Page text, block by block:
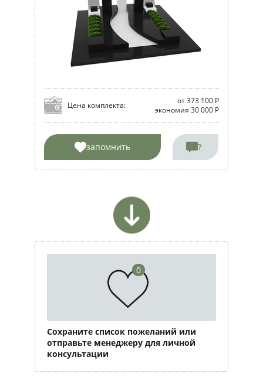
Цена комплекта:
от 373 100 Р
экономия 30 000 Р
запомнить ?
0
Сохраните список пожеланий или
отправьте менеджеру для личной
консультации